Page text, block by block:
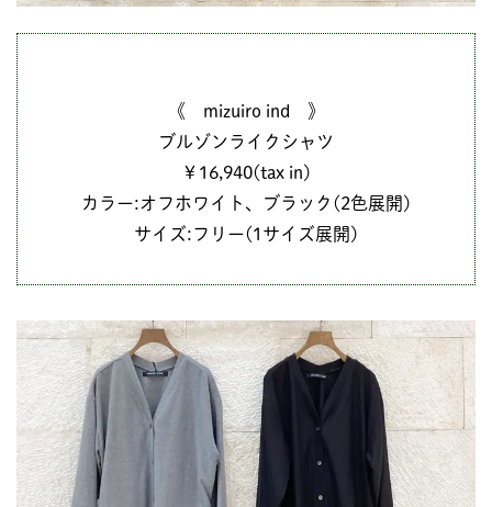
《 mizuiro ind 》
ブルゾンライクシャツ
￥16,940(tax in)
カラー:オフホワイト、ブラック(2色展開)
サイズ:フリー(1サイズ展開)